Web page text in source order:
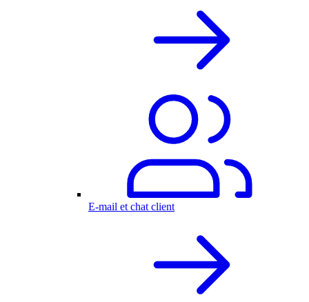
E-mail et chat client